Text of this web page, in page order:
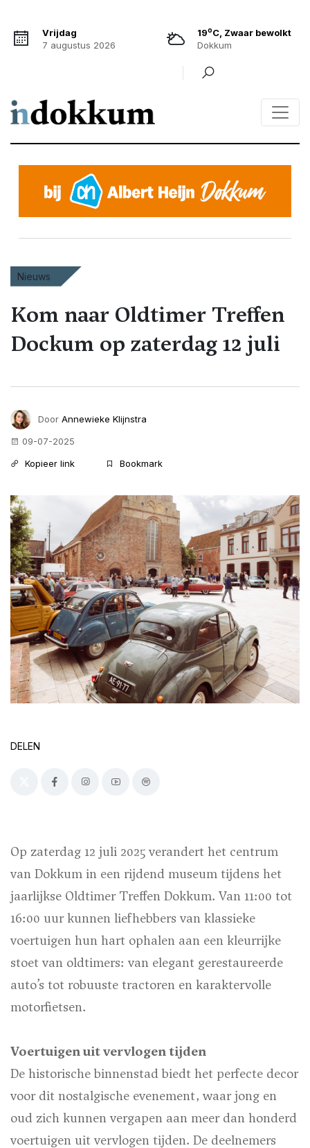
Vrijdag
7 augustus 2026
19oC, Zwaar bewolkt
Dokkum
Nieuws
Kom naar Oldtimer Treffen
Dockum op zaterdag 12 juli
Door Annewieke Klijnstra
09-07-2025
Kopieer link
Bookmark
DELEN
Op zaterdag 12 juli 2025 verandert het centrum
van Dokkum in een rijdend museum tijdens het
jaarlijkse Oldtimer Treffen Dokkum. Van 11:00 tot
16:00 uur kunnen liefhebbers van klassieke
voertuigen hun hart ophalen aan een kleurrijke
stoet van oldtimers: van elegant gerestaureerde
auto’s tot robuuste tractoren en karaktervolle
motorfietsen.
Voertuigen uit vervlogen tijden
De historische binnenstad biedt het perfecte decor
voor dit nostalgische evenement, waar jong en
oud zich kunnen vergapen aan meer dan honderd
voertuigen uit vervlogen tijden. De deelnemers